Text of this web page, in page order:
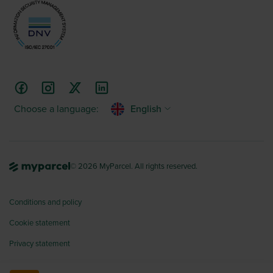
Choose a language: English
© 2026 MyParcel. All rights reserved.
Conditions and policy
Cookie statement
Privacy statement